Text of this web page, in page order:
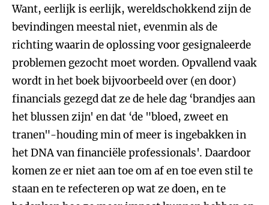
Want, eerlijk is eerlijk, wereldschokkend zijn de
bevindingen meestal niet, evenmin als de
richting waarin de oplossing voor gesignaleerde
problemen gezocht moet worden. Opvallend vaak
wordt in het boek bijvoorbeeld over (en door)
financials gezegd dat ze de hele dag ‘brandjes aan
het blussen zijn' en dat ‘de "bloed, zweet en
tranen"-houding min of meer is ingebakken in
het DNA van financiële professionals'. Daardoor
komen ze er niet aan toe om af en toe even stil te
staan en te refecteren op wat ze doen, en te